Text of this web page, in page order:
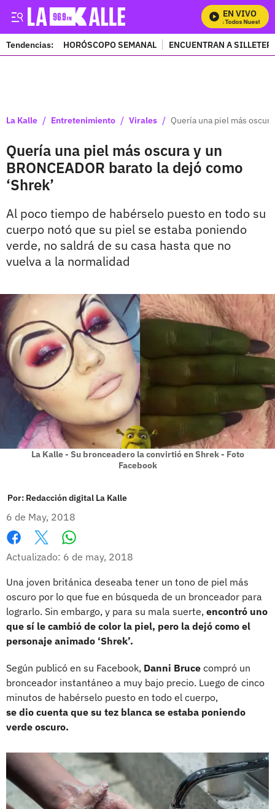
EN VIVO
Mira Todos Nuestros
Tendencias: HORÓSCOPO SEMANAL ENCUENTRAN A
La Kalle / Entretenimiento / Virales / Quería una piel más oscura
Quería una piel más oscura y un
BRONCEADOR barato la dejó como
‘Shrek’
Al poco tiempo de habérselo puesto en todo su
cuerpo notó que su piel se estaba poniendo
verde, no saldrá de su casa hasta que no
vuelva a la normalidad
La Kalle - Su bronceadero la convirtió en Shrek - Foto
Facebook
Por: Redacción digital La Kalle
6 de May, 2018
Facebook
X
Actualizado: 6 de may, 2018
Una joven británica deseaba tener un tono de piel más
oscuro por lo que fue en búsqueda de un bronceador para
lograrlo. Sin embargo, y para su mala suerte, encontró uno
que sí le cambió de color la piel, pero la dejó como el
personaje animado ‘Shrek’.
Según publicó en su Facebook, Danni Bruce compró un
bronceador instantáneo a muy bajo precio. Luego de cinco
minutos de habérselo puesto en todo el cuerpo,
se dio cuenta que su tez blanca se estaba poniendo
verde oscuro.